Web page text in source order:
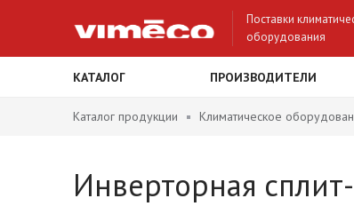
Поставки
оборудования
КАТАЛОГ ПРОИЗВОДИТЕЛИ
Каталог продукции Климатическое
Инверторная